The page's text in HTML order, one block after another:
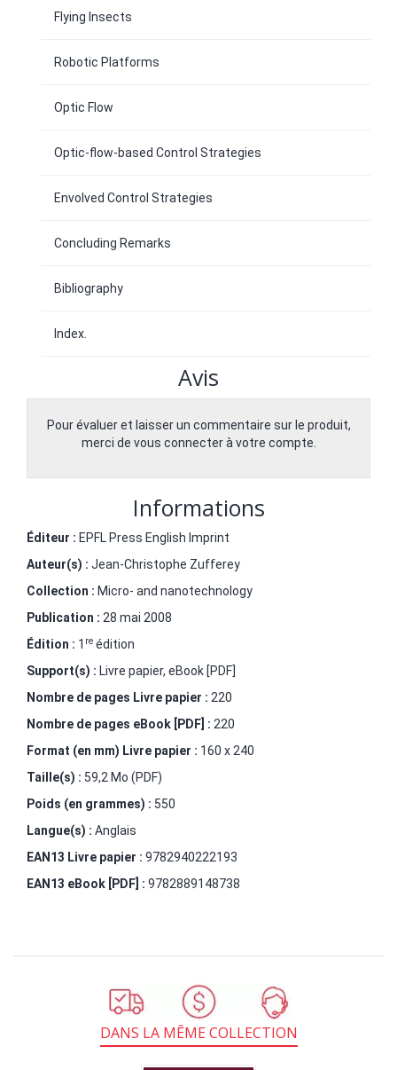
Flying Insects
Robotic Platforms
Optic Flow
Optic-flow-based Control Strategies
Envolved Control Strategies
Concluding Remarks
Bibliography
Index.
Avis
Pour évaluer et laisser un commentaire sur le produit,
merci de vous connecter à votre compte.
Informations
Éditeur : EPFL Press English Imprint
Auteur(s) : Jean-Christophe Zufferey
Collection : Micro- and nanotechnology
Publication : 28 mai 2008
Édition : 1 re édition
Support(s) : Livre papier, eBook [PDF]
Nombre de pages Livre papier : 220
Nombre de pages eBook [PDF] : 220
Format (en mm) Livre papier : 160 x 240
Taille(s) : 59,2 Mo (PDF)
Poids (en grammes) : 550
Langue(s) : Anglais
EAN13 Livre papier : 9782940222193
EAN13 eBook [PDF] : 9782889148738
DANS LA MÊME COLLECTION